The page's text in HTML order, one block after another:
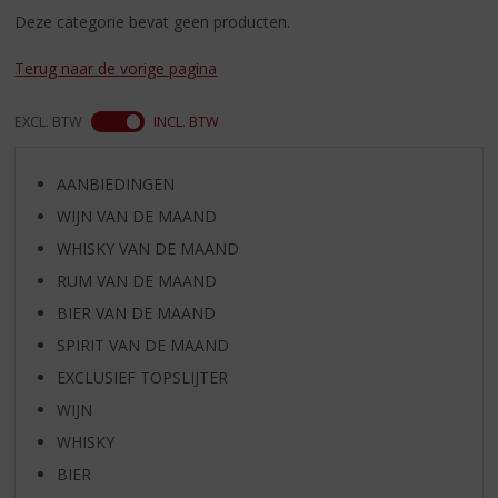
p
i
g
Deze categorie bevat geen producten.
Terug naar de vorige pagina
EXCL. BTW INCL. BTW
AANBIEDINGEN
WIJN VAN DE MAAND
WHISKY VAN DE MAAND
RUM VAN DE MAAND
BIER VAN DE MAAND
SPIRIT VAN DE MAAND
EXCLUSIEF TOPSLIJTER
WIJN
WHISKY
BIER